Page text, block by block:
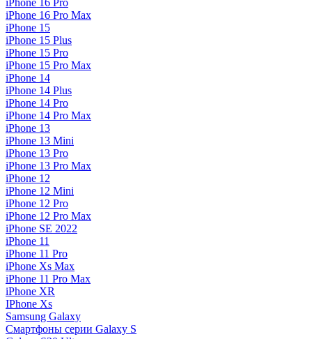
iPhone 16 Pro
iPhone 16 Pro Max
iPhone 15
iPhone 15 Plus
iPhone 15 Pro
iPhone 15 Pro Max
iPhone 14
iPhone 14 Plus
iPhone 14 Pro
iPhone 14 Pro Max
iPhone 13
iPhone 13 Mini
iPhone 13 Pro
iPhone 13 Pro Max
iPhone 12
iPhone 12 Mini
iPhone 12 Pro
iPhone 12 Pro Max
iPhone SE 2022
iPhone 11
iPhone 11 Pro
iPhone Xs Max
iPhone 11 Pro Max
iPhone XR
IPhone Xs
Samsung Galaxy
Смартфоны серии Galaxy S